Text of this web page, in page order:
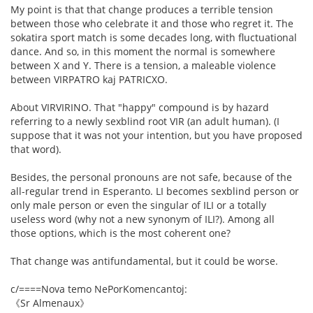
My point is that that change produces a terrible tension
between those who celebrate it and those who regret it. The
sokatira sport match is some decades long, with fluctuational
dance. And so, in this moment the normal is somewhere
between X and Y. There is a tension, a maleable violence
between VIRPATRO kaj PATRICXO.
About VIRVIRINO. That "happy" compound is by hazard
referring to a newly sexblind root VIR (an adult human). (I
suppose that it was not your intention, but you have proposed
that word).
Besides, the personal pronouns are not safe, because of the
all-regular trend in Esperanto. LI becomes sexblind person or
only male person or even the singular of ILI or a totally
useless word (why not a new synonym of ILI?). Among all
those options, which is the most coherent one?
That change was antifundamental, but it could be worse.
c/====Nova temo NePorKomencantoj:
《Sr Almenaux》